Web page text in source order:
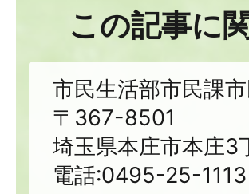
この記事に
市民生活部市民課
〒367-8501
埼玉県本庄市本庄3
電話:0495-25-1113